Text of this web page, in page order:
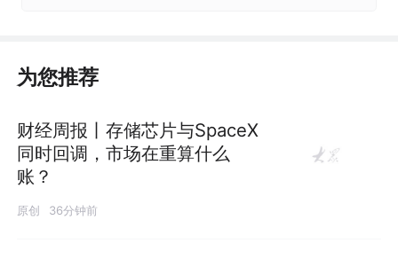
为您推荐
财经周报丨存储芯片与SpaceX
同时回调，市场在重算什么
账？
原创 36分钟前